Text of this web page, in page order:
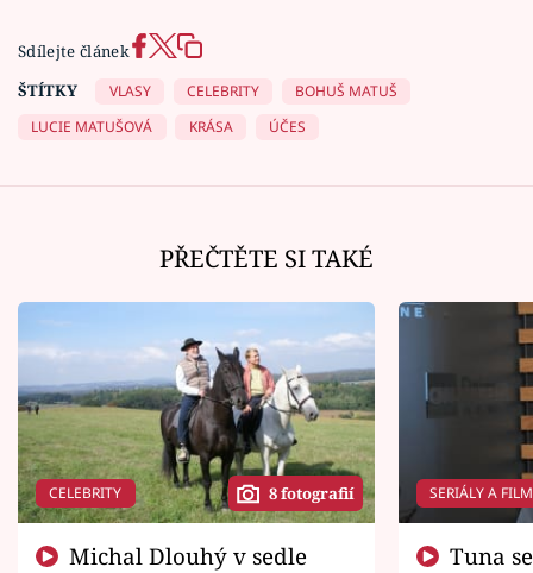
Sdílejte článek
ŠTÍTKY
VLASY CELEBRITY
BOHUŠ MATUŠ
LUCIE MATUŠOVÁ
KRÁSA ÚČES
PŘEČTĚTE SI TAKÉ
CELEBRITY 8 fotografií SERIÁLY A